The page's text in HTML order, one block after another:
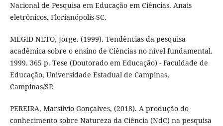
Nacional de Pesquisa em Educação em Ciências. Anais
eletrônicos. Florianópolis-SC.
MEGID NETO, Jorge. (1999). Tendências da pesquisa
acadêmica sobre o ensino de Ciências no nível fundamental.
1999. 365 p. Tese (Doutorado em Educação) - Faculdade de
Educação, Universidade Estadual de Campinas,
Campinas/SP.
PEREIRA, Marsílvio Gonçalves, (2018). A produção do
conhecimento sobre Natureza da Ciência (NdC) na pesquisa